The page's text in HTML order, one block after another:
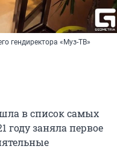
гендиректора «Муз-ТВ»
в список самых
году заняла первое